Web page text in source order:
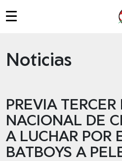
MENU_PRINCIPAL
Noticias
PREVIA
NACIONAL DE
A LUCHAR POR
BATBOYS A